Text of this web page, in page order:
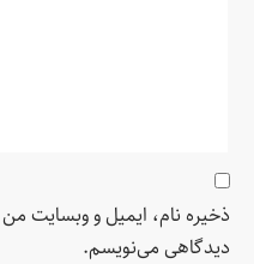
ذخیره نام، ایمیل و وبسایت من
دیدگاهی می‌نویسم.